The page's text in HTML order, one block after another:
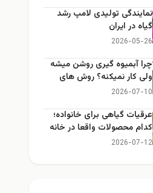
نمایندگی تولیدی لامپ رشد
گیاه در ایران
2026-05-26
چرا آبمیوه گیری روشن میشه
ولی کار نمیکنه؟ روش های
عیب یابی
2026-07-10
عرقیات گیاهی برای خانواده؛
کدام محصولات واقعا در خانه
کاربرد دارند؟
2026-07-12